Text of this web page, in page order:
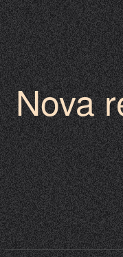
Nova